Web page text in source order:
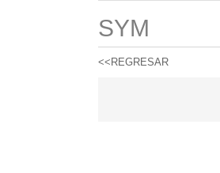
SYM
<<REGRESAR